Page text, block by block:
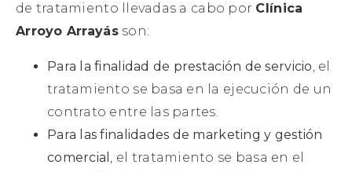
de tratamiento llevadas a cabo por Clínica
Arroyo Arrayásson:
Para la finalidad de prestación de servicio, el
tratamiento se basa en la ejecución de un
contrato entre las partes.
Para las finalidades de marketing y gestión
comercial , el tratamiento se basa en el